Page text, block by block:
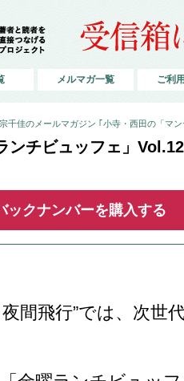
メルマガ一覧 ご利
千佳のメールマガジン ｢小寺・西田の「マ
ンチビュッフェ」
ックナンバーを購入する
間飛行”では、次世